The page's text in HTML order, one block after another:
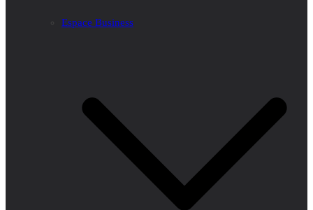
Espace Business